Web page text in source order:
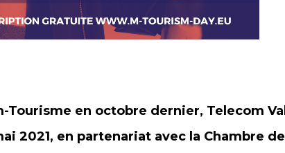
en octobre dernier, Telecom
2021, en partenariat avec la Chambre